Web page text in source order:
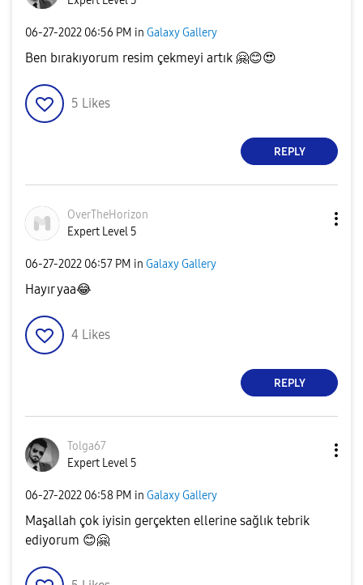
‎06-27-2022 06:56 PM in Galaxy Gallery
Ben bırakıyorum resim çekmeyi artık 🤗😊😍
5 Likes
REPLY
OverTheHorizon
Expert Level 5
‎06-27-2022 06:57 PM in Galaxy Gallery
Hayır yaa😂
4 Likes
REPLY
Tolga67
Expert Level 5
‎06-27-2022 06:58 PM in Galaxy Gallery
Maşallah çok iyisin gerçekten ellerine sağlık tebrik
ediyorum 😊🤗